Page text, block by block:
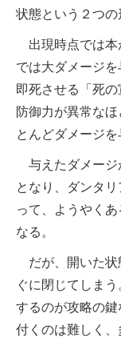
状態という２つの
出現時点では本
では大ダメージ
即死させる「死
防御力が異常な
とんどダメージを
与えたダメージ
となり、ダンタ
って、ようやく
なる。
だが、開いた状
ぐに閉じてしま
するのが攻略の
付くのは難しく